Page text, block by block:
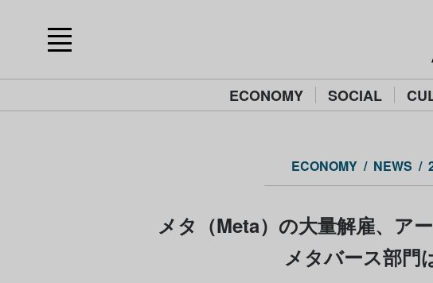
ECONOMY SOCIAL
ECONOMY NEWS
メタ（Meta）の大量解雇、ア
メタバース部門